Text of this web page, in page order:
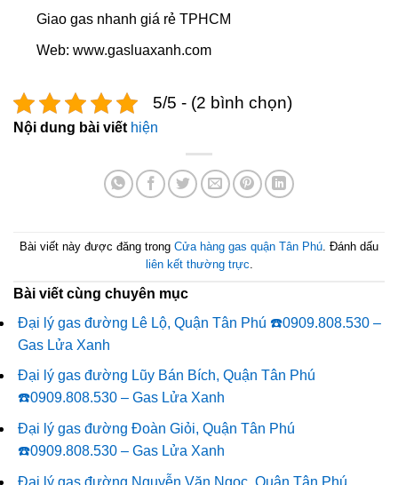
Giao gas nhanh giá rẻ TPHCM
Web: www.gasluaxanh.com
5/5 - (2 bình chọn)
Nội dung bài viết hiện
Bài viết này được đăng trong Cửa hàng gas quận Tân Phú. Đánh dấu
liên kết thường trực.
Bài viết cùng chuyên mục
Đại lý gas đường Lê Lộ, Quận Tân Phú ☎️0909.808.530 –
Gas Lửa Xanh
Đại lý gas đường Lũy Bán Bích, Quận Tân Phú
☎️0909.808.530 – Gas Lửa Xanh
Đại lý gas đường Đoàn Giỏi, Quận Tân Phú
☎️0909.808.530 – Gas Lửa Xanh
Đại lý gas đường Nguyễn Văn Ngọc, Quận Tân Phú